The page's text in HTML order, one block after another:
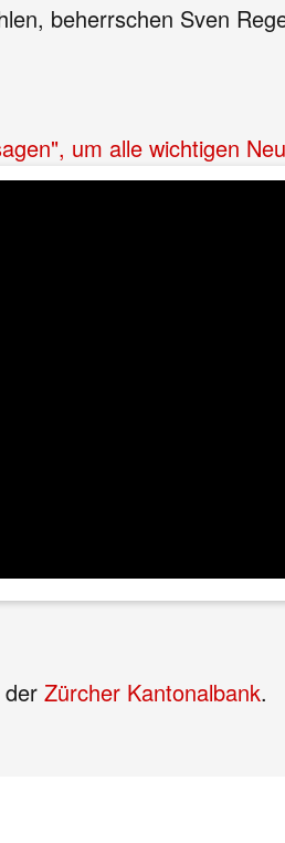
beherrschen Sven
um alle wichtigen
Zürcher Kantonalbank.